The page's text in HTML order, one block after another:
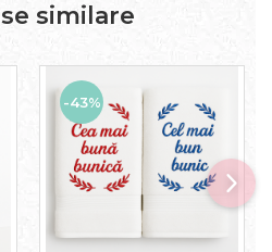
similare
-43%